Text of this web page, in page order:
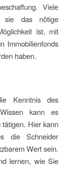
Viele
sie das nötige
ist, mit
Immobilienfonds
haben.
Kenntnis des
kann es
Hier kann
die Schneider
Wert sein.
lernen, wie Sie